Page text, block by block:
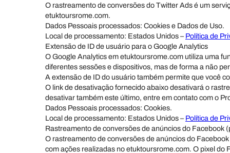
O rastreamento de conversões do Twitter Ads é um
etuktoursrome.com.
Dados Pessoais processados: Cookies e Dados de Uso.
Local de processamento: Estados Unidos – Política de
Extensão de ID de usuário para o Google Analytics
O Google Analytics em etuktoursrome.com utiliza uma
diferentes sessões e dispositivos, mas de forma a não
A extensão de ID do usuário também permite que você
O link de desativação fornecido abaixo desativará o
desativar também este último, entre em contato com o
Dados Pessoais processados: Cookies.
Local de processamento: Estados Unidos – Política de
Rastreamento de conversões de anúncios do Facebook
O rastreamento de conversões de anúncios do
com ações realizadas no etuktoursrome.com. O pixel